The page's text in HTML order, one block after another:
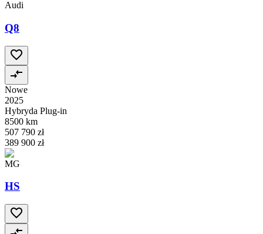
Audi
Q8
Nowe
2025
Hybryda Plug-in
8500 km
507 790 zł
389 900 zł
MG
HS